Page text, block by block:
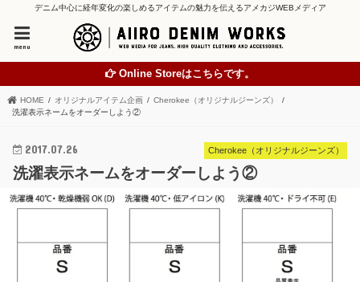
デニム中心に経年変化の楽しめるアイテムの魅力を伝えるアメカジWEBメディア
menu
Online Storeはこちらです。
HOME オリジナルアイテム企画
Cherokee（オリジナルジーンズ）
洗濯表示ネームをオーダーしよう②
Cherokee（オリジナルジーンズ）
2017.07.26
洗濯表示ネームをオーダーしよう②